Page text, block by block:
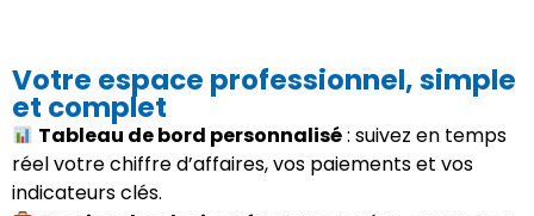
Votre espace professionnel, simple
et complet
Tableau de bord personnalisé: suivez en temps
réel votre chiffre d’affaires, vos paiements et vos
indicateurs clés.